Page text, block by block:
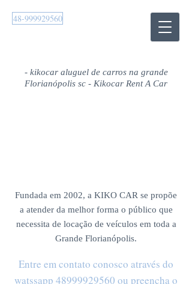
- kikocar aluguel de carros na grande
Florianópolis sc - Kikocar Rent A Car
48-999929560
Fundada em 2002, a KIKO CAR se propõe
a atender da melhor forma o público que
necessita de locação de veículos em toda a
Grande Florianópolis.
Entre em contato conosco através do
watssapp 48999929560 ou preencha o